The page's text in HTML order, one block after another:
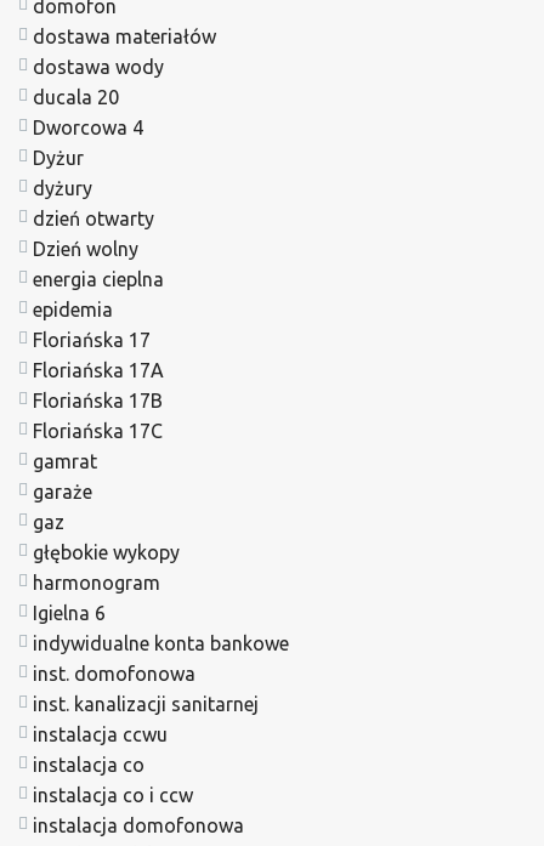
domofon
dostawa materiałów
dostawa wody
ducala 20
Dworcowa 4
Dyżur
dyżury
dzień otwarty
Dzień wolny
energia cieplna
epidemia
Floriańska 17
Floriańska 17A
Floriańska 17B
Floriańska 17C
gamrat
garaże
gaz
głębokie wykopy
harmonogram
Igielna 6
indywidualne konta bankowe
inst. domofonowa
inst. kanalizacji sanitarnej
instalacja ccwu
instalacja co
instalacja co i ccw
instalacja domofonowa